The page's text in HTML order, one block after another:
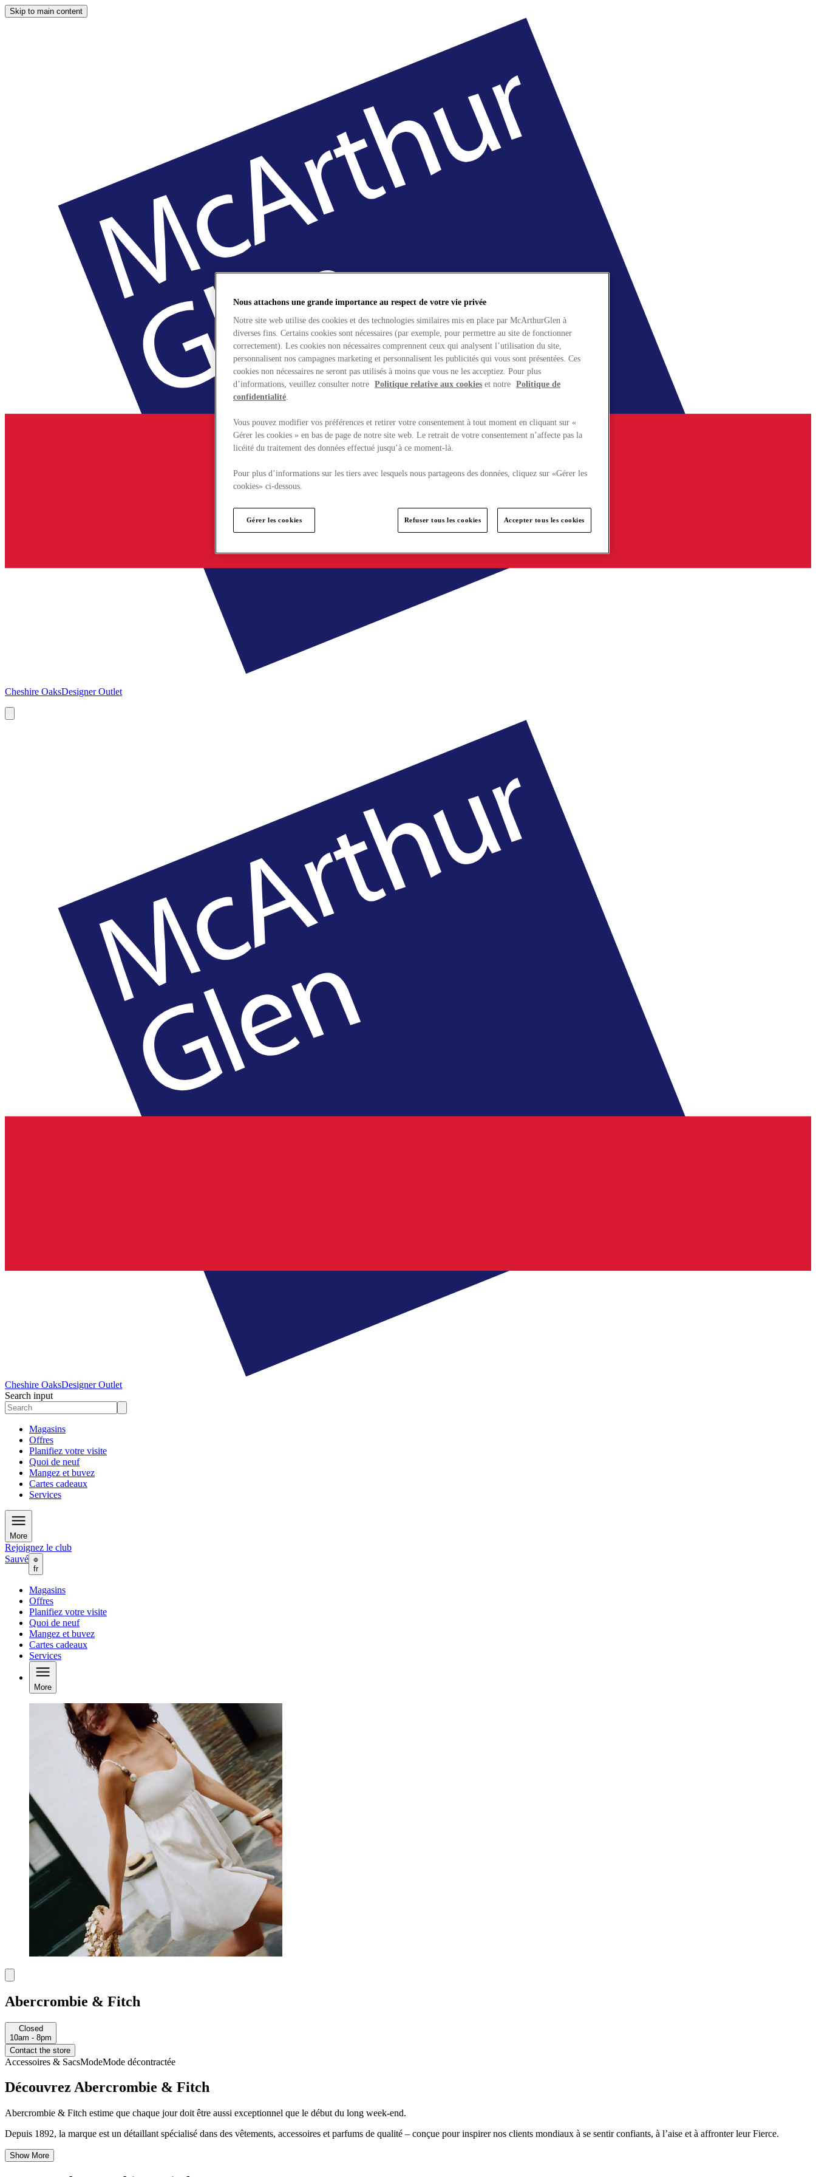
Skip to main content
Cheshire OaksDesigner Outlet
Cheshire OaksDesigner Outlet
Search input
Magasins
Offres
Planifiez votre visite
Quoi de neuf
Mangez et buvez
Cartes cadeaux
Services
More
Rejoignez le club
Sauvé
fr
Magasins
Offres
Planifiez votre visite
Quoi de neuf
Mangez et buvez
Cartes cadeaux
Services
More
Abercrombie & Fitch
Closed
10am - 8pm
Contact the store
Accessoires & SacsModeMode décontractée
Découvrez Abercrombie & Fitch
Abercrombie & Fitch estime que chaque jour doit être aussi exceptionnel que le début du long week-end.
Depuis 1892, la marque est un détaillant spécialisé dans des vêtements, accessoires et parfums de qualité – conçue pour inspirer nos clients mondiaux à se sentir confiants, à l’aise et à affronter leur Fierce.
Show More
Nous attachons une grande importance au respect de votre vie privée
Notre site web utilise des cookies et des technologies similaires mis en place par McArthurGlen à
diverses fins. Certains cookies sont nécessaires (par exemple, pour permettre au site de fonctionner
correctement). Les cookies non nécessaires comprennent ceux qui analysent l’utilisation du site,
personnalisent nos campagnes marketing et personnalisent les publicités qui vous sont présentées. Ces
cookies non nécessaires ne seront pas utilisés à moins que vous ne les acceptiez. Pour plus
d’informations, veuillez consulter notre Politique relative aux cookies et notre Politique de
confidentialité.
Vous pouvez modifier vos préférences et retirer votre consentement à tout moment en cliquant sur «
Gérer les cookies » en bas de page de notre site web. Le retrait de votre consentement n’affecte pas la
licéité du traitement des données effectué jusqu’à ce moment-là.
Pour plus d’informations sur les tiers avec lesquels nous partageons des données, cliquez sur «Gérer les
cookies» ci-dessous.
Gérer les cookies Refuser tous les cookies Accepter tous les cookies